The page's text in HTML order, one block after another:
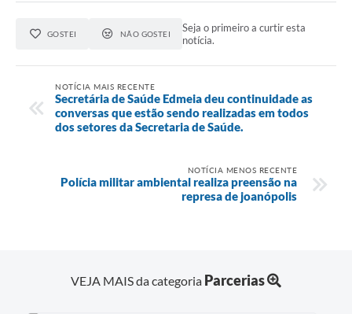
GOSTEI NÃO GOSTEI
Seja o primeiro a curtir esta
notícia.
NOTÍCIA MAIS RECENTE
Secretária de Saúde Edmeia deu continuidade as
conversas que estão sendo realizadas em todos
dos setores da Secretaria de Saúde.
NOTÍCIA MENOS RECENTE
Polícia militar ambiental realiza preensão na
represa de joanópolis
VEJA MAIS da categoria Parcerias